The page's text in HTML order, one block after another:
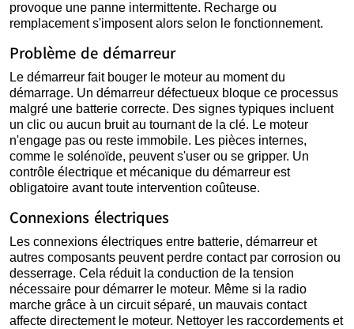
provoque une panne intermittente. Recharge ou
remplacement s'imposent alors selon le fonctionnement.
Problème de démarreur
Le démarreur fait bouger le moteur au moment du
démarrage. Un démarreur défectueux bloque ce processus
malgré une batterie correcte. Des signes typiques incluent
un clic ou aucun bruit au tournant de la clé. Le moteur
n'engage pas ou reste immobile. Les pièces internes,
comme le solénoïde, peuvent s'user ou se gripper. Un
contrôle électrique et mécanique du démarreur est
obligatoire avant toute intervention coûteuse.
Connexions électriques
Les connexions électriques entre batterie, démarreur et
autres composants peuvent perdre contact par corrosion ou
desserrage. Cela réduit la conduction de la tension
nécessaire pour démarrer le moteur. Même si la radio
marche grâce à un circuit séparé, un mauvais contact
affecte directement le moteur. Nettoyer les raccordements et